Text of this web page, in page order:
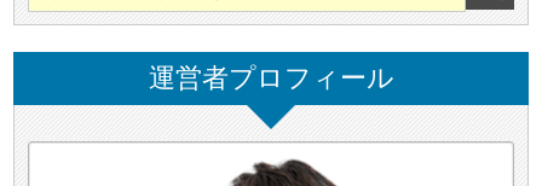
運営者プロフィール